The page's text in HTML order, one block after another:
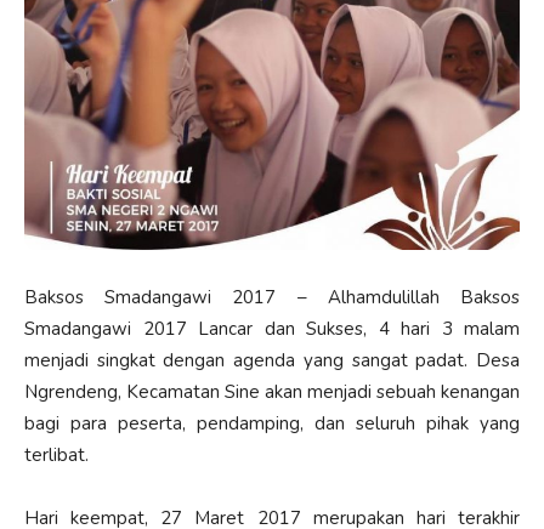
Baksos Smadangawi 2017 – Alhamdulillah Baksos
Smadangawi 2017 Lancar dan Sukses, 4 hari 3 malam
menjadi singkat dengan agenda yang sangat padat. Desa
Ngrendeng, Kecamatan Sine akan menjadi sebuah kenangan
bagi para peserta, pendamping, dan seluruh pihak yang
terlibat.
Hari keempat, 27 Maret 2017 merupakan hari terakhir